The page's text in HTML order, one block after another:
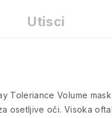
Utisci
Toleriance Volume
osetljive oči. Visoka